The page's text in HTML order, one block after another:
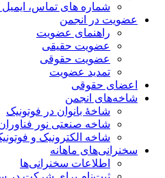
شماره های تماس، ایمیل
عضویت در انجمن
راهنمای عضویت
عضویت حقیقی
عضویت حقوقی
تمدید عضویت
اعضای حقوقی
شاخه‌های انجمن
شاخۀ بانوان در فوتونیک
شاخه صنعتی نور فناوران
شاخه‌ الکترونیک و
سخنرانی‌های ماهانه
اطلاعات سخنرانی‌‌ها